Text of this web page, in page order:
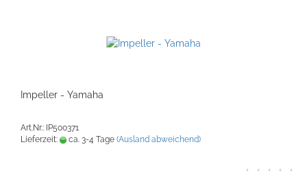
Impeller - Yamaha
Art.Nr.: IP500371
Lieferzeit:
ca. 3-4 Tage (Ausland abweichend)